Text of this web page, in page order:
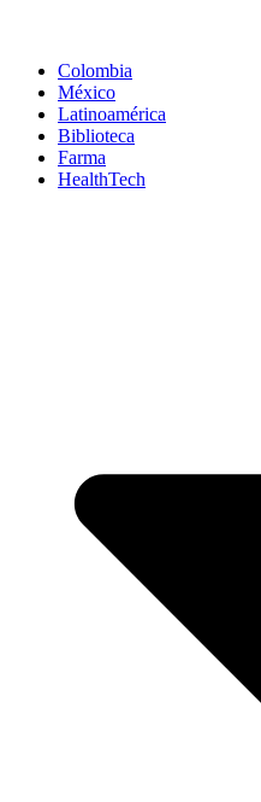
Colombia
México
Latinoamérica
Biblioteca
Farma
HealthTech